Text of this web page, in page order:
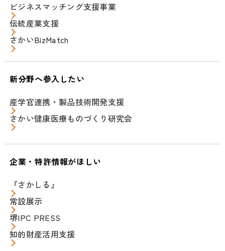
ビジネスマッチング支援事業
伝統産業支援
さかいBizMatch
新分野へ参入したい
産学官連携・製品技術開発支援
さかい健康医療ものづくり研究会
企業・特許情報がほしい
『さかしる』
常設展示
堺IPC PRESS
知的財産活用支援